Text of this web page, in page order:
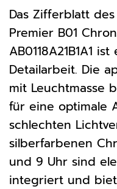
Das Zifferblatt
Premier B01
AB0118A21B1A1
Detailarbeit. Die
mit Leuchtmasse
für eine optimale
schlechten
silberfarbenen
und 9 Uhr sind
integriert und